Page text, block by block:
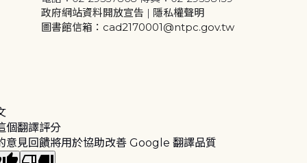
政府網站資料開放宣告 | 隱私權聲明
圖書館信箱：cad2170001@ntpc.gov.tw
個翻譯評分
意見回饋將用於協助改善 Google 翻譯品質